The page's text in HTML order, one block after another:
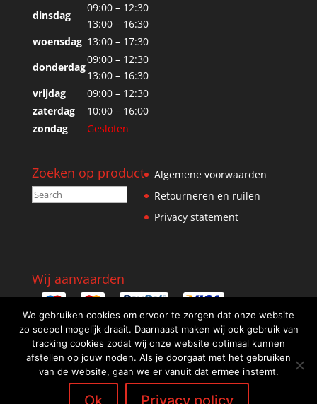
dinsdag
09:00 – 12:30
13:00 – 16:30
woensdag 13:00 – 17:30
donderdag
09:00 – 12:30
13:00 – 16:30
vrijdag
09:00 – 12:30
zaterdag
10:00 – 16:00
zondag
Gesloten
Zoeken op product
Algemene voorwaarden
Retourneren en ruilen
Privacy statement
Wij aanvaarden
We gebruiken cookies om ervoor te zorgen dat onze website
zo soepel mogelijk draait. Daarnaast maken wij ook gebruik van
tracking cookies zodat wij onze website optimaal kunnen
afstellen op jouw noden. Als je doorgaat met het gebruiken
van de website, gaan we er vanuit dat ermee instemt.
Ok Privacy policy